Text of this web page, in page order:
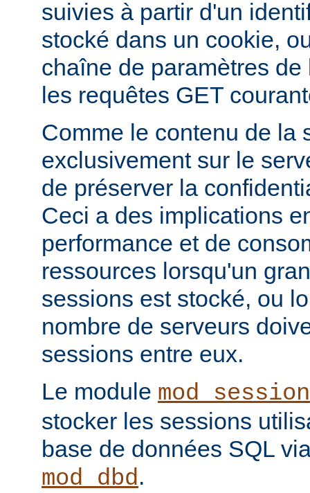
suivies à partir d'un
stocké dans un cookie,
chaîne de paramètres
les requêtes GET
Comme le contenu de la
exclusivement sur le
de préserver la
Ceci a des implications
performance et de
ressources lorsqu'un
sessions est stocké, ou
nombre de serveurs
sessions entre eux.
Le module
stocker les sessions
base de données SQL
mod_dbd.